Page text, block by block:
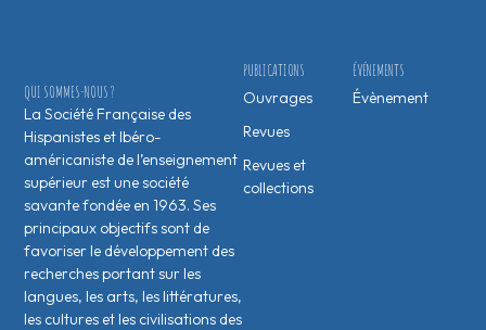
ÉVÉNEMENTS
Évènement
PUBLICATIONS
Ouvrages
Revues
Revues et
collections
QUI SOMMES-NOUS ?
La Société Française des
Hispanistes et Ibéro-
américaniste de l’enseignement
supérieur est une société
savante fondée en 1963. Ses
principaux objectifs sont de
favoriser le développement des
recherches portant sur les
langues, les arts, les littératures,
les cultures et les civilisations des